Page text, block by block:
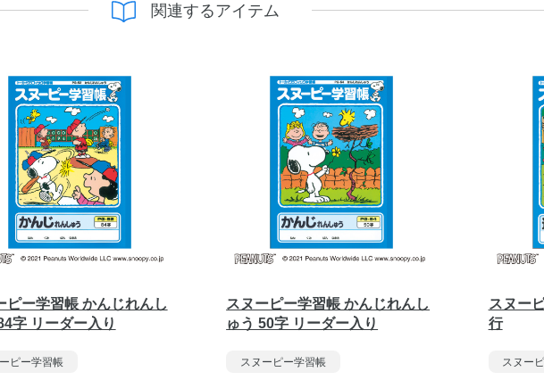
関連するアイテム
ピー学習帳 かんじれんし
字 リーダー入り
ピー学習帳
スヌーピー学習帳 かんじれんし
ゅう 50字 リーダー入り
スヌーピー学習帳
スヌー
行
スヌー